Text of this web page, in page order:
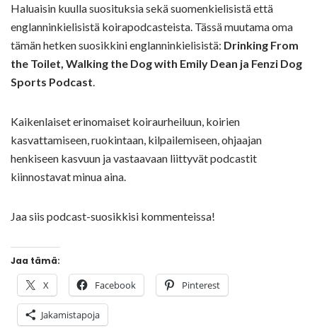
Haluaisin kuulla suosituksia sekä suomenkielisistä että
englanninkielisistä koirapodcasteista. Tässä muutama oma
tämän hetken suosikkini englanninkielisistä: Drinking From
the Toilet, Walking the Dog with Emily Dean ja Fenzi Dog
Sports Podcast.
Kaikenlaiset erinomaiset koiraurheiluun, koirien
kasvattamiseen, ruokintaan, kilpailemiseen, ohjaajan
henkiseen kasvuun ja vastaavaan liittyvät podcastit
kiinnostavat minua aina.
Jaa siis podcast-suosikkisi kommenteissa!
Jaa tämä:
X Facebook Pinterest
Jakamistapoja